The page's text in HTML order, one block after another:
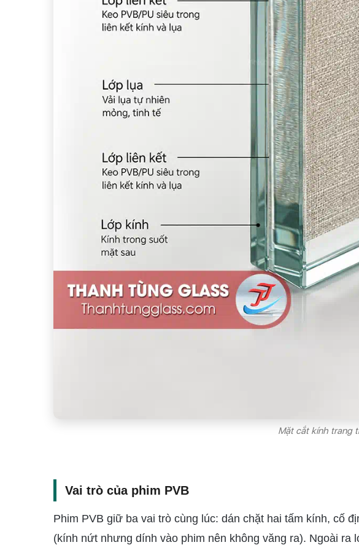
Mặt cắt kính trang
Vai trò của phim PVB
Phim PVB giữ ba vai trò cùng lúc: dán chặt hai tấm kính, cố
(kính nứt nhưng dính vào phim nên không văng ra). Ngoài ra